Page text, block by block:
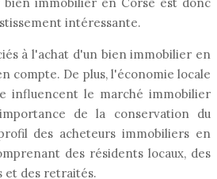
intéressante.
à l'achat d'un bien immobilier en
compte. De plus, l'économie locale
influencent le marché immobilier
de la conservation du
des acheteurs immobiliers en
des résidents locaux, des
et des retraités.